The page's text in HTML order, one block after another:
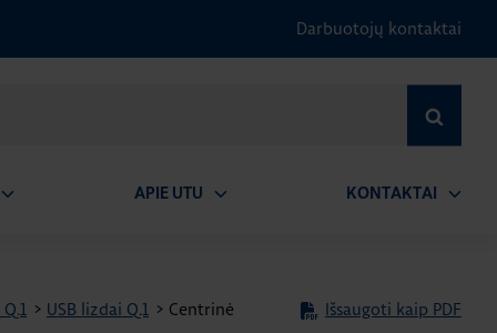
Darbuotojų kontaktai
APIE UTU KONTAKTAI
> USB lizdai Q.1 > Centrinė
Išsaugoti kaip PDF